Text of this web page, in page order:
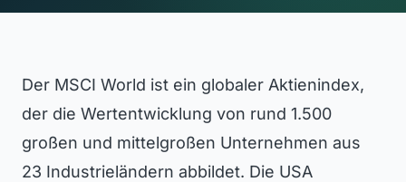
Der MSCI World ist ein globaler Aktienindex,
der die Wertentwicklung von rund 1.500
großen und mittelgroßen Unternehmen aus
23 Industrieländern abbildet. Die USA